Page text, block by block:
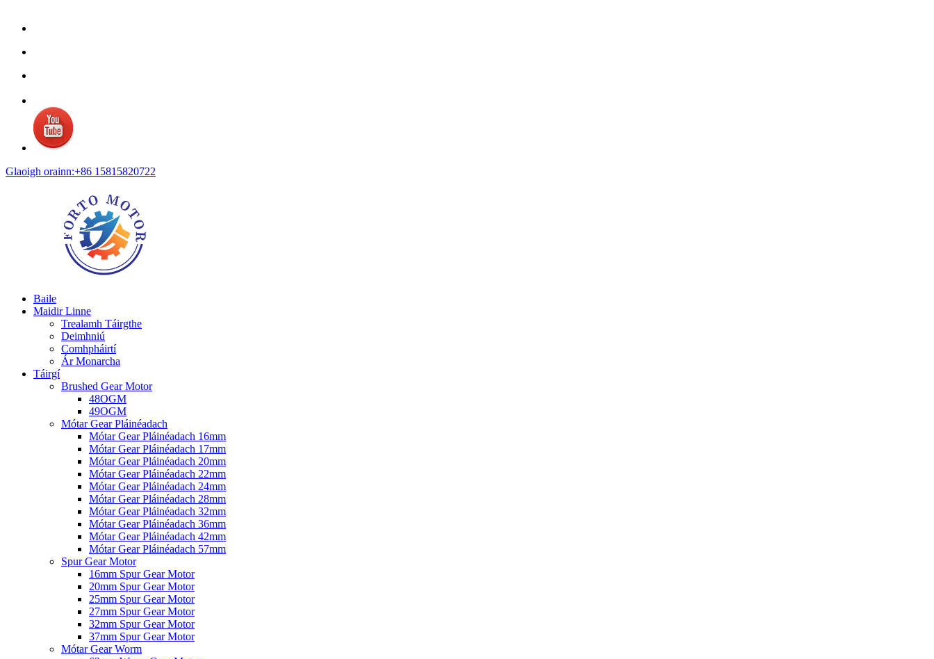
Glaoigh orainn:+86 15815820722
Baile
Maidir Linne
Trealamh Táirgthe
Deimhniú
Comhpháirtí
Ár Monarcha
Táirgí
Brushed Gear Motor
48OGM
49OGM
Mótar Gear Pláinéadach
Mótar Gear Pláinéadach 16mm
Mótar Gear Pláinéadach 17mm
Mótar Gear Pláinéadach 20mm
Mótar Gear Pláinéadach 22mm
Mótar Gear Pláinéadach 24mm
Mótar Gear Pláinéadach 28mm
Mótar Gear Pláinéadach 32mm
Mótar Gear Pláinéadach 36mm
Mótar Gear Pláinéadach 42mm
Mótar Gear Pláinéadach 57mm
Spur Gear Motor
16mm Spur Gear Motor
20mm Spur Gear Motor
25mm Spur Gear Motor
27mm Spur Gear Motor
32mm Spur Gear Motor
37mm Spur Gear Motor
Mótar Gear Worm